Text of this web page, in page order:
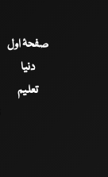
صفحۂ اول
دنیا
تعلیم